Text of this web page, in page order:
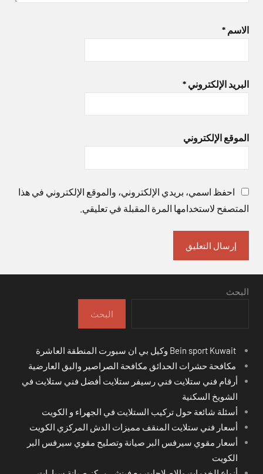
الاسم *
البريد الإلكتروني *
الموقع الإلكتروني
احفظ اسمي، بريدي الإلكتروني، والموقع الإلكتروني في هذا
المتصفح لاستخدامها المرة المقبلة في تعليقي.
البحث
البحث
مكافحة حشرات الحدائق مكافحة الصراصير والبق العارضية
أرقام فني ستلايت فني رسيفر ستلايت أفضل فني ستلايت في
الشويخ السكنية
أسئلة شائعة حول تركيب الستلايت في الجهراء و الكويت
أسعار فني ستلايت المنقف مميزات الدش المركزي الكويت
أسعار مقوي سيرفس البر صيانة وتصليح مقوي سيرفس البر
الكويت